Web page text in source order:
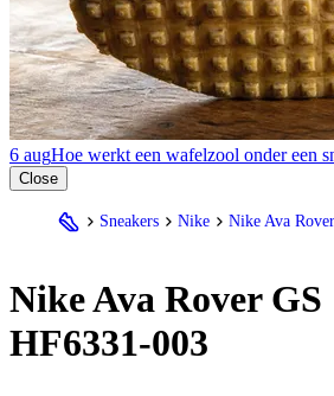
6 augHoe werkt een wafelzool onder een
Close
Sneakers Nike Nike Ava Rover
NikeAva Rover
HF6331-003